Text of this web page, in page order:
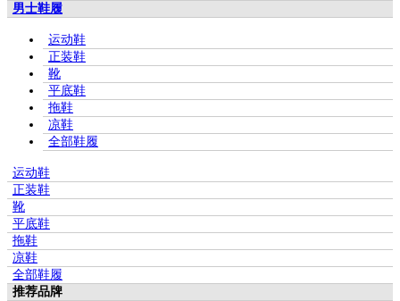
男士鞋履
运动鞋
正装鞋
靴
平底鞋
拖鞋
凉鞋
全部鞋履
运动鞋
正装鞋
靴
平底鞋
拖鞋
凉鞋
全部鞋履
推荐品牌